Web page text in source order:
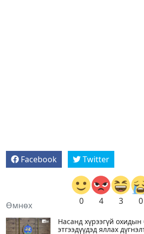
Facebook Twitter
0 4 3 0
Өмнөх
Насанд хүрээгүй охидын
этгээдүүдэд яллах